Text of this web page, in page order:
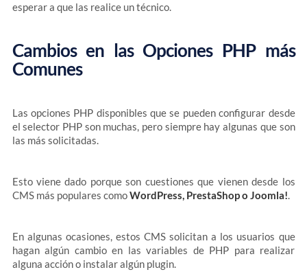
esperar a que las realice un técnico.
Cambios en las Opciones PHP más
Comunes
Las opciones PHP disponibles que se pueden configurar desde
el selector PHP son muchas, pero siempre hay algunas que son
las más solicitadas.
Esto viene dado porque son cuestiones que vienen desde los
CMS más populares comoWordPress, PrestaShop o Joomla!.
En algunas ocasiones, estos CMS solicitan a los usuarios que
hagan algún cambio en las variables de PHP para realizar
alguna acción o instalar algún plugin.